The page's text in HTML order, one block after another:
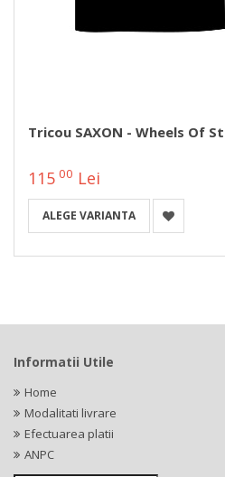
Tricou SAXON - Wheels Of
115 00 Lei
ALEGE VARIANTA
Informatii Utile
Home
Modalitati livrare
Efectuarea platii
ANPC